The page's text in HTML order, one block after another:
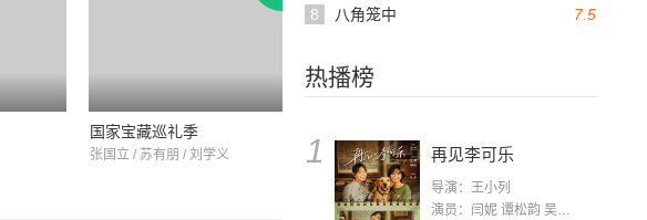
7.5
8 八角笼中
热播榜
1 再见李可乐
导演：王小列
演员：闫妮 谭松韵 吴京 蒋龙 赵小棠 冯雷 李虎城 平安 小七 小可乐
国家宝藏巡礼季
张国立 / 苏有朋 / 刘学义
2.4
152分钟
成毅 / 袁冰妍 / 刘学义